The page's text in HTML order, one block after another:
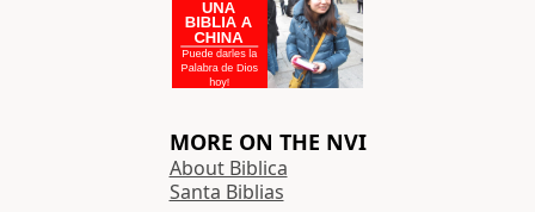
MORE ON THE NVI
About Biblica
Santa Biblias